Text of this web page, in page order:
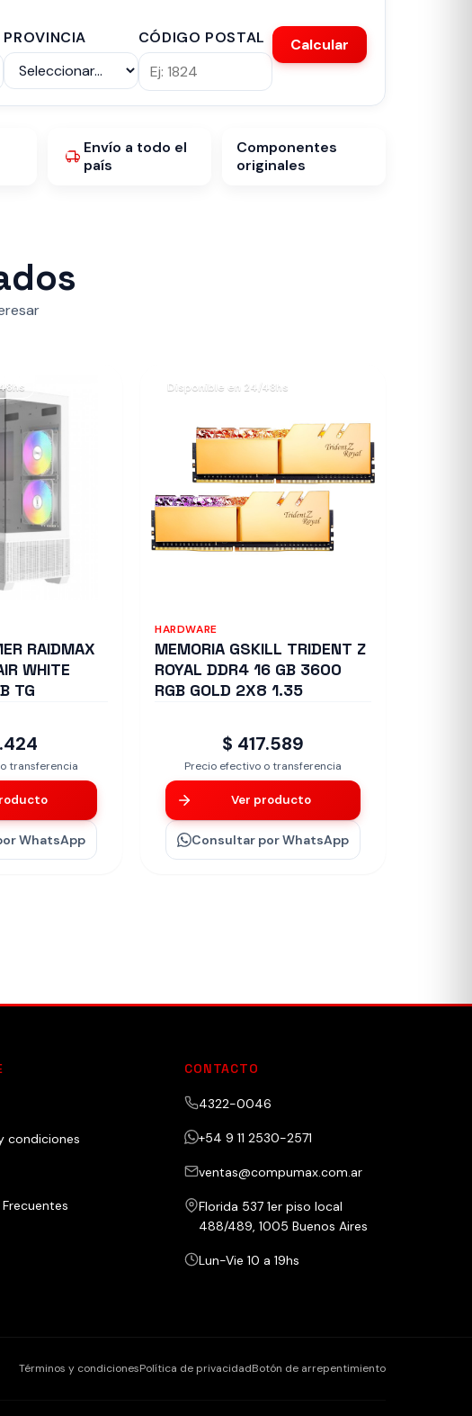
PROVINCIA CÓDIGO POSTAL Calcular
Envío a todo el
país
Componentes
originales
RAIDMAX
WHITE
TG
transferencia
WhatsApp
Disponible en 24/48hs
HARDWARE
MEMORIA GSKILL TRIDENT Z
ROYAL DDR4 16 GB 3600
RGB GOLD 2X8 1.35
$ 417.589
Precio efectivo o transferencia
Ver producto
Consultar por WhatsApp
condiciones
CONTACTO
4322-0046
+54 9 11 2530-2571
ventas@compumax.com.ar
Florida 537 1er piso local
488/489, 1005 Buenos Aires
Lun-Vie 10 a 19hs
Términos y condicionesPolítica de privacidadBotón de arrepentimiento